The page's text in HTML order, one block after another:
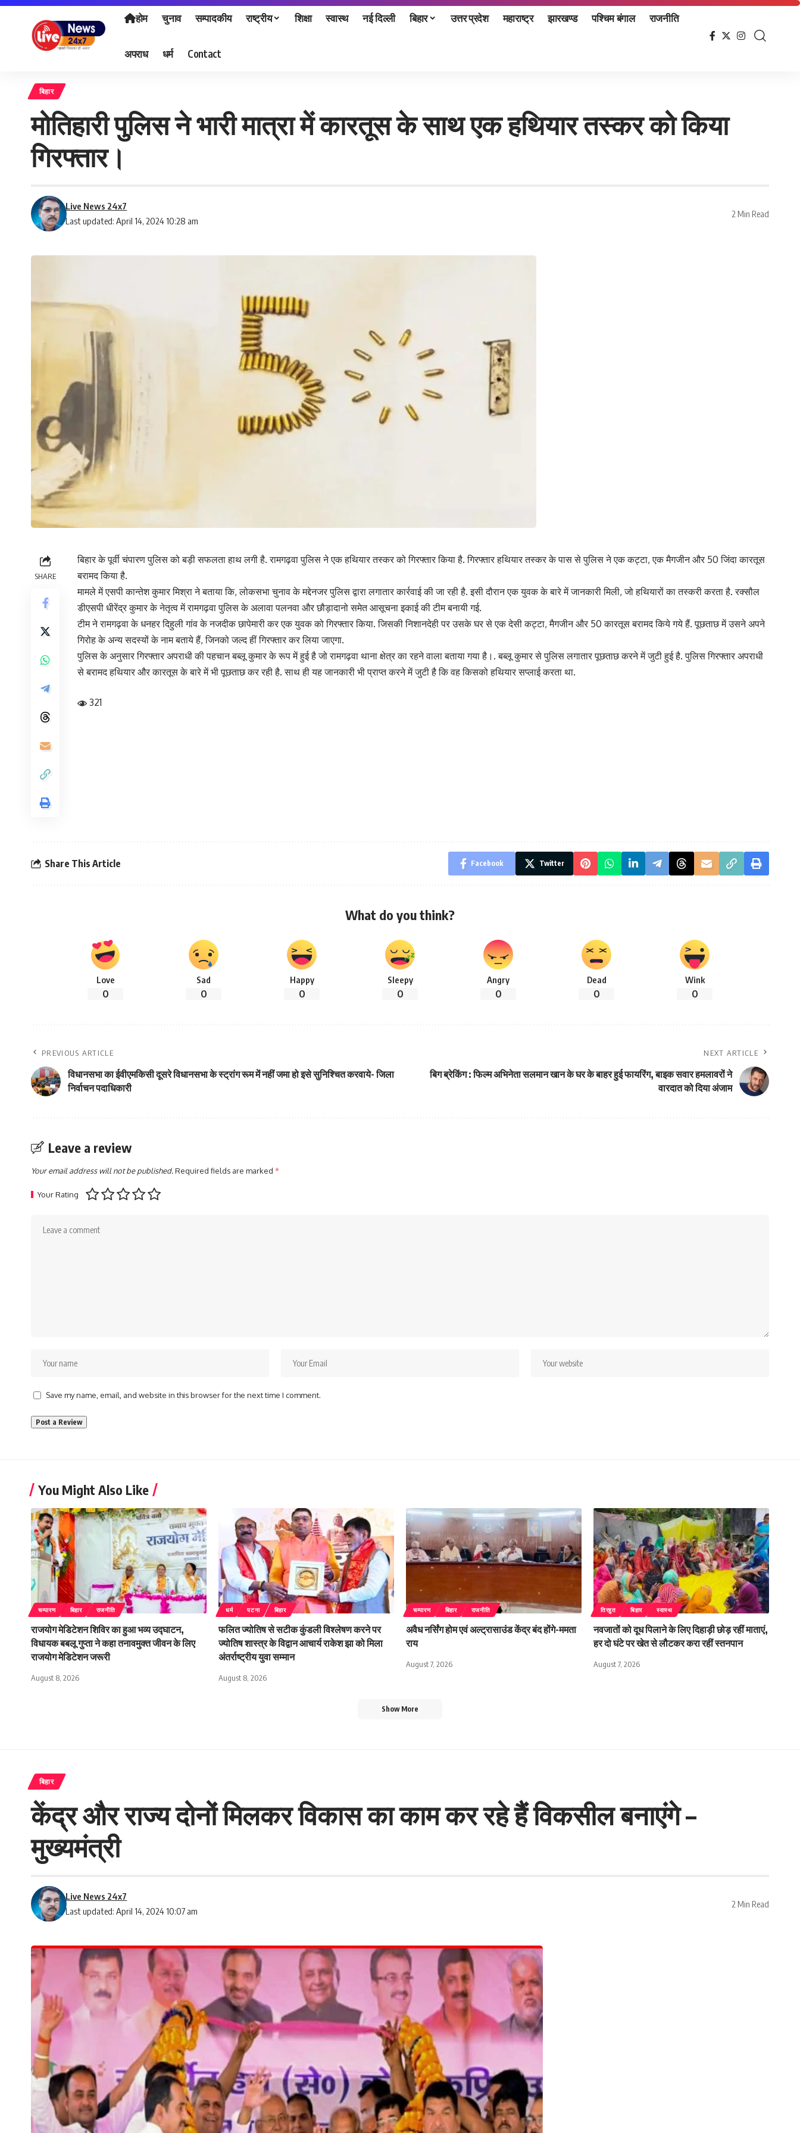
होम चुनाव सम्पादकीय राष्ट्रीय शिक्षा स्वास्थ नई दिल्ली बिहार उत्तर प्रदेश महाराष्ट्र झारखण्ड पश्चिम बंगाल राजनीति
अपराध धर्म Contact
बिहार
मोतिहारी पुलिस ने भारी मात्रा में कारतूस के साथ एक हथियार तस्कर को किया
गिरफ्तार।
Last updated: April 14, 2024 10:28 am
Live News 24x7
2 Min Read
SHARE
बिहार के पूर्वी चंपारण पुलिस को बड़ी सफलता हाथ लगी है. रामगढ़वा पुलिस ने एक हथियार तस्कर को गिरफ्तार किया है. गिरफ्तार हथियार तस्कर के पास से पुलिस ने एक कट्टा, एक मैगजीन और 50 जिंदा कारतूस
बरामद किया है.
मामले में एसपी कान्तेश कुमार मिश्रा ने बताया कि, लोकसभा चुनाव के मद्देनजर पुलिस द्वारा लगातार कार्रवाई की जा रही है. इसी दौरान एक युवक के बारे में जानकारी मिली, जो हथियारों का तस्करी करता है. रक्सौल
डीएसपी धीरेंद्र कुमार के नेतृत्व में रामगढ़वा पुलिस के अलावा पलनवा और छौड़ादानो समेत आसूचना इकाई की टीम बनायी गई.
टीम ने रामगढ़वा के धनहर दिहुली गांव के नजदीक छापेमारी कर एक युवक को गिरफ्तार किया. जिसकी निशानदेही पर उसके घर से एक देसी कट्टा, मैगजीन और 50 कारतूस बरामद किये गये हैं. पूछताछ में उसने अपने
गिरोह के अन्य सदस्यों के नाम बताये हैं, जिनको जल्द हीं गिरफ्तार कर लिया जाएगा.
पुलिस के अनुसार गिरफ्तार अपराधी की पहचान बब्लू कुमार के रूप में हुई है जो रामगढ़वा थाना क्षेत्र का रहने वाला बताया गया है।. बब्लू कुमार से पुलिस लगातार पूछताछ करने में जुटी हुई है. पुलिस गिरफ्तार अपराधी
से बरामद हथियार और कारतूस के बारे में भी पूछताछ कर रही है. साथ ही यह जानकारी भी प्राप्त करने में जुटी है कि वह किसको हथियार सप्लाई करता था.
321
Share This Article Facebook Twitter
What do you think?
Love
0
Sad
0
Happy
0
Sleepy
0
Angry
0
Dead
0
Wink
0
PREVIOUS ARTICLE
विधानसभा का ईवीएमकिसी दूसरे विधानसभा के स्ट्रांग रूम में नहीं जमा हो इसे सुनिश्चित करवाये- जिला
निर्वाचन पदाधिकारी
NEXT ARTICLE
बिग ब्रेकिंग : फिल्म अभिनेता सलमान खान के घर के बाहर हुई फायरिंग, बाइक सवार हमलावरों ने
वारदात को दिया अंजाम
Leave a review
Your email address will not be published.Required fields are marked *
Your Rating
Save my name, email, and website in this browser for the next time I comment.
You Might Also Like
चम्पारण बिहार राजनीति
राजयोग मेडिटेशन शिविर का हुआ भव्य उद्घाटन,
विधायक बबलू गुप्ता ने कहा तनावमुक्त जीवन के लिए
राजयोग मेडिटेशन जरूरी
August 8, 2026
धर्म पटना बिहार
फलित ज्योतिष से सटीक कुंडली विश्लेषण करने पर
ज्योतिष शास्त्र के विद्वान आचार्य राकेश झा को मिला
अंतर्राष्ट्रीय युवा सम्मान
August 8, 2026
चम्पारण बिहार राजनीति
अवैध नर्सिंग होम एवं अल्ट्रासाउंड केंद्र बंद होंगे-ममता
राय
August 7, 2026
तिरहुत बिहार स्वास्थ
नवजातों को दूध पिलाने के लिए दिहाड़ी छोड़ रहीं माताएं,
हर दो घंटे पर खेत से लौटकर करा रहीं स्तनपान
August 7, 2026
Show More
बिहार
केंद्र और राज्य दोनों मिलकर विकास का काम कर रहे हैं विकसील बनाएंगे –
मुख्यमंत्री
Last updated: April 14, 2024 10:07 am
Live News 24x7
2 Min Read